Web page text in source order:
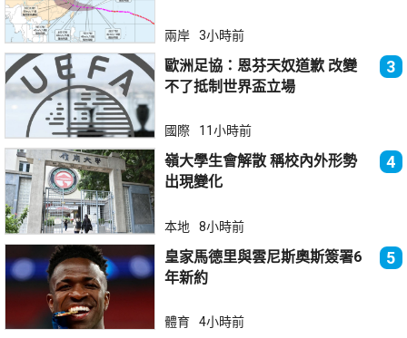
兩岸 3小時前
歐洲足協：恩芬天奴道歉 改變
不了抵制世界盃立場
3
國際 11小時前
嶺大學生會解散 稱校內外形勢
出現變化
4
本地 8小時前
皇家馬德里與雲尼斯奧斯簽署6
年新約
5
體育 4小時前